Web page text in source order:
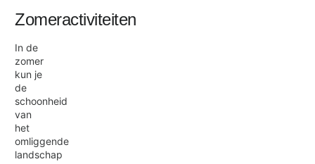
Zomeractiviteiten
In de
zomer
kun je
de
schoonheid
van
het
omliggende
landschap